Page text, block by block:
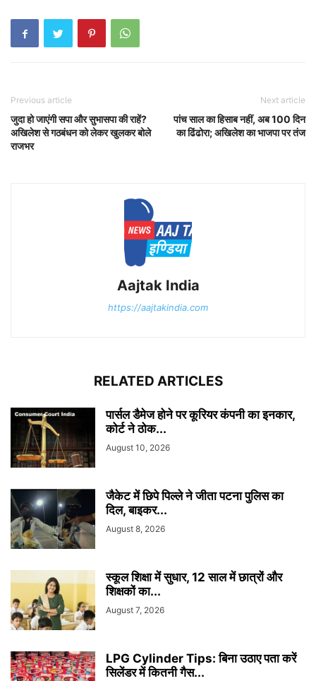
Previous article
जुदा हो जाएंगी सपा और सुभासपा की राहें?
अखिलेश से गठबंधन को लेकर खुलकर बोले
राजभर
Next article
पांच साल का हिसाब नहीं, अब 100 दिन
का ढिंढोरा; अखिलेश का भाजपा पर तंज
Aajtak India
https://aajtakindia.com
RELATED ARTICLES
पार्सल डैमेज होने पर कूरियर कंपनी का इनकार,
कोर्ट ने ठोक...
August 10, 2026
जैकेट में छिपे पिल्ले ने जीता पटना पुलिस का
दिल, बाइकर...
August 8, 2026
स्कूल शिक्षा में सुधार, 12 साल में छात्रों और
शिक्षकों का...
August 7, 2026
LPG Cylinder Tips: बिना उठाए पता करें
सिलेंडर में कितनी गैस...